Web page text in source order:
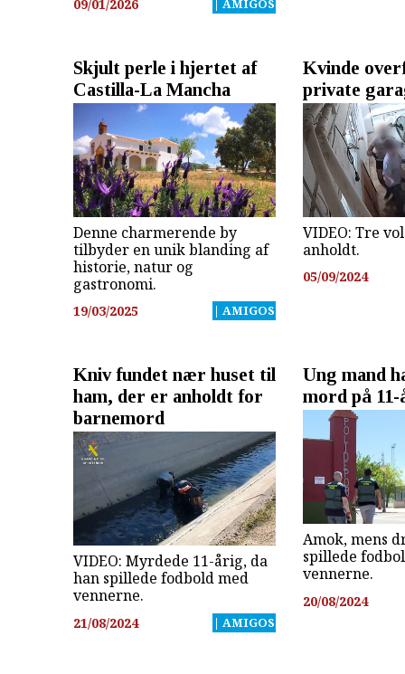
09/01/2026 | AMIGOS
Skjult perle i hjertet af
Castilla-La Mancha
Denne charmerende by
tilbyder en unik blanding af
historie, natur og
gastronomi.
19/03/2025 | AMIGOS
Kvinde
private
VIDEO: Tre
anholdt.
05/09/2024
Kniv fundet nær huset til
ham, der er anholdt for
barnemord
VIDEO: Myrdede 11-årig, da
han spillede fodbold med
vennerne.
21/08/2024 | AMIGOS
Ung mand
mord på
Amok, mens
spillede
vennerne.
20/08/2024